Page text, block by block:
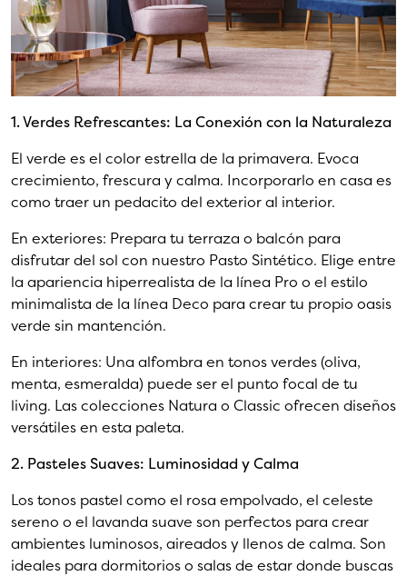
1. Verdes Refrescantes: La Conexión con la Naturaleza
El verde es el color estrella de la primavera. Evoca
crecimiento, frescura y calma. Incorporarlo en casa es
como traer un pedacito del exterior al interior.
En exteriores: Prepara tu terraza o balcón para
disfrutar del sol con nuestro Pasto Sintético. Elige entre
la apariencia hiperrealista de la línea Pro o el estilo
minimalista de la línea Deco para crear tu propio oasis
verde sin mantención.
En interiores: Una alfombra en tonos verdes (oliva,
menta, esmeralda) puede ser el punto focal de tu
living. Las colecciones Natura o Classic ofrecen diseños
versátiles en esta paleta.
2. Pasteles Suaves: Luminosidad y Calma
Los tonos pastel como el rosa empolvado, el celeste
sereno o el lavanda suave son perfectos para crear
ambientes luminosos, aireados y llenos de calma. Son
ideales para dormitorios o salas de estar donde buscas